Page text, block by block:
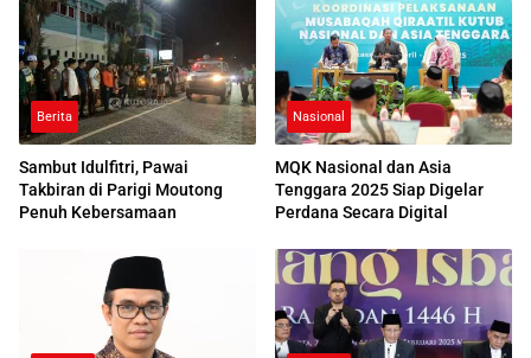
Berita
Sambut Idulfitri, Pawai
Takbiran di Parigi Moutong
Penuh Kebersamaan
Nasional
MQK Nasional dan Asia
Tenggara 2025 Siap Digelar
Perdana Secara Digital